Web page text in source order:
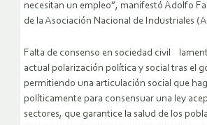
necesitan un empleo”, manifestó Adolfo
de la Asociación Nacional de Industriales
Falta de consenso en sociedad civil
actual polarización política y social tras el
permitiendo una articulación social que
políticamente para consensuar una ley
sectores, que garantice la salud de los